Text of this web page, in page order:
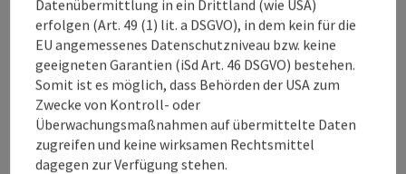
PDF erstellen
powered by TOURDATA Änderung vorschlagen
Datenübermittlung in ein Drittland (wie USA)
erfolgen (Art. 49 (1) lit. a DSGVO), in dem kein für die
EU angemessenes Datenschutzniveau bzw. keine
geeigneten Garantien (iSd Art. 46 DSGVO) bestehen.
Somit ist es möglich, dass Behörden der USA zum
Zwecke von Kontroll- oder
Überwachungsmaßnahmen auf übermittelte Daten
zugreifen und keine wirksamen Rechtsmittel
dagegen zur Verfügung stehen.